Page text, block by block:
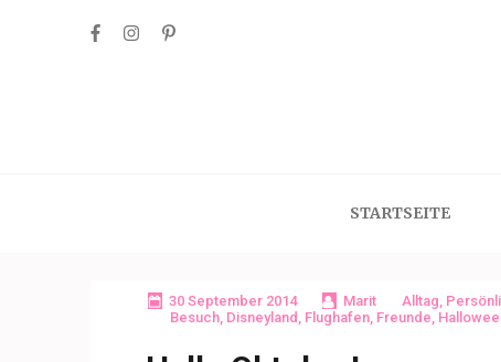
STARTSEITE
30 September 2014 Marit Alltag,
Besuch, Disneyland , Flughafen, Freunde,